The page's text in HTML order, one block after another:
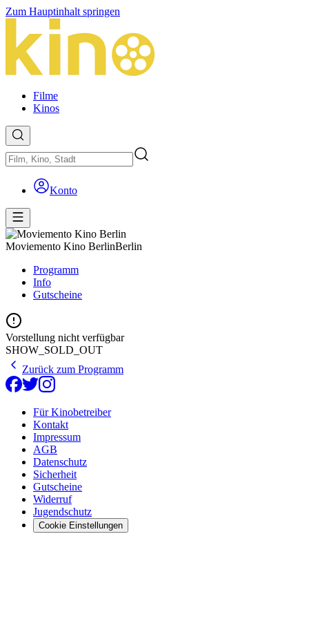
Zum Hauptinhalt springen
Filme
Kinos
Konto
Moviemento Kino BerlinBerlin
Programm
Info
Gutscheine
Vorstellung nicht verfügbar
SHOW_SOLD_OUT
Zurück zum Programm
Für Kinobetreiber
Kontakt
Impressum
AGB
Datenschutz
Sicherheit
Gutscheine
Widerruf
Jugendschutz
Cookie Einstellungen